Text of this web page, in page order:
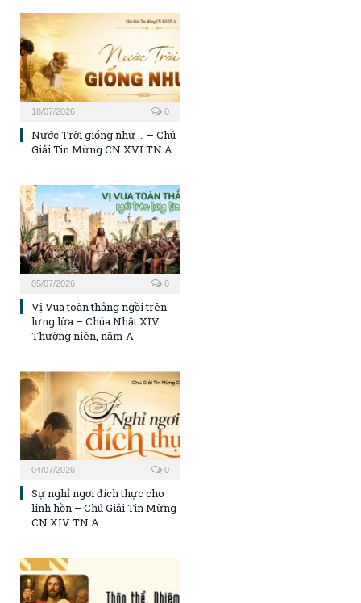
18/07/2026 0
Nước Trời giống như … – Chú
Giải Tin Mừng CN XVI TN A
05/07/2026 0
Vị Vua toàn thắng ngồi trên
lưng lừa – Chúa Nhật XIV
Thường niên, năm A
04/07/2026 0
Sự nghỉ ngơi đích thực cho
linh hồn – Chú Giải Tin Mừng
CN XIV TN A